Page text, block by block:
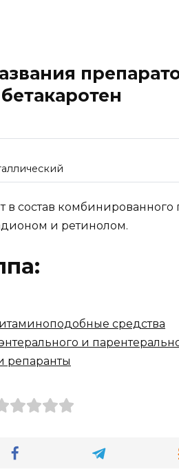
в состав комбинированного
и ретинолом.
средства
и
репаранты